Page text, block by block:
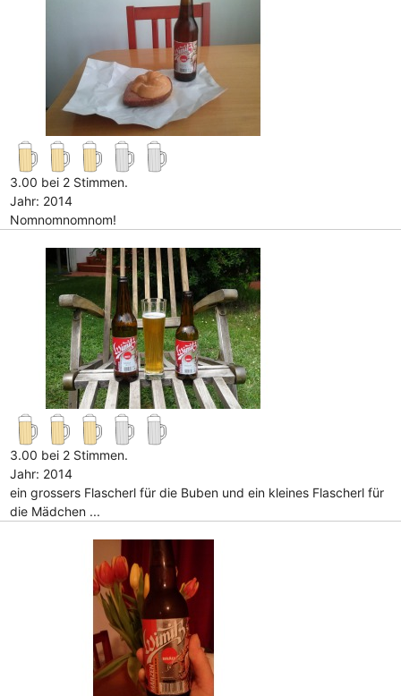
3.00 bei 2 Stimmen.
Jahr: 2014
Nomnomnomnom!
3.00 bei 2 Stimmen.
Jahr: 2014
ein grossers Flascherl für die Buben und ein kleines Flascherl für
die Mädchen ...